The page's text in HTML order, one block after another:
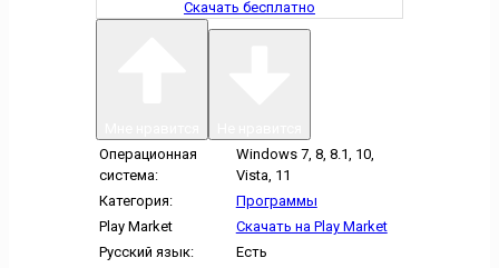
Скачать бесплатно
Операционная
система:
Windows 7, 8, 8.1, 10,
Vista, 11
Категория:
Программы
Play Market
Скачать на Play Market
Русский язык:
Есть